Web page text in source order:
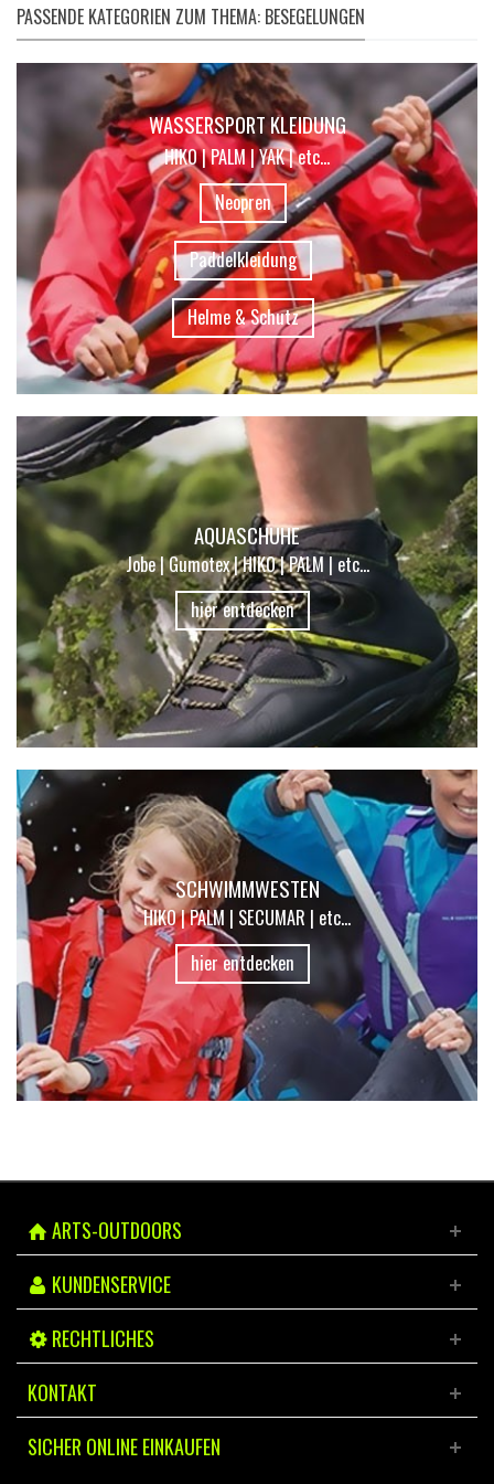
PASSENDE KATEGORIEN ZUM THEMA: BESEGELUNGEN
WASSERSPORT KLEIDUNG
HIKO | PALM | YAK | etc...
Neopren
Paddelkleidung
Helme & Schutz
AQUASCHUHE
Jobe | Gumotex | HIKO | PALM | etc...
hier entdecken
SCHWIMMWESTEN
HIKO | PALM | SECUMAR | etc...
hier entdecken
ARTS-OUTDOORS
KUNDENSERVICE
RECHTLICHES
KONTAKT
SICHER ONLINE EINKAUFEN